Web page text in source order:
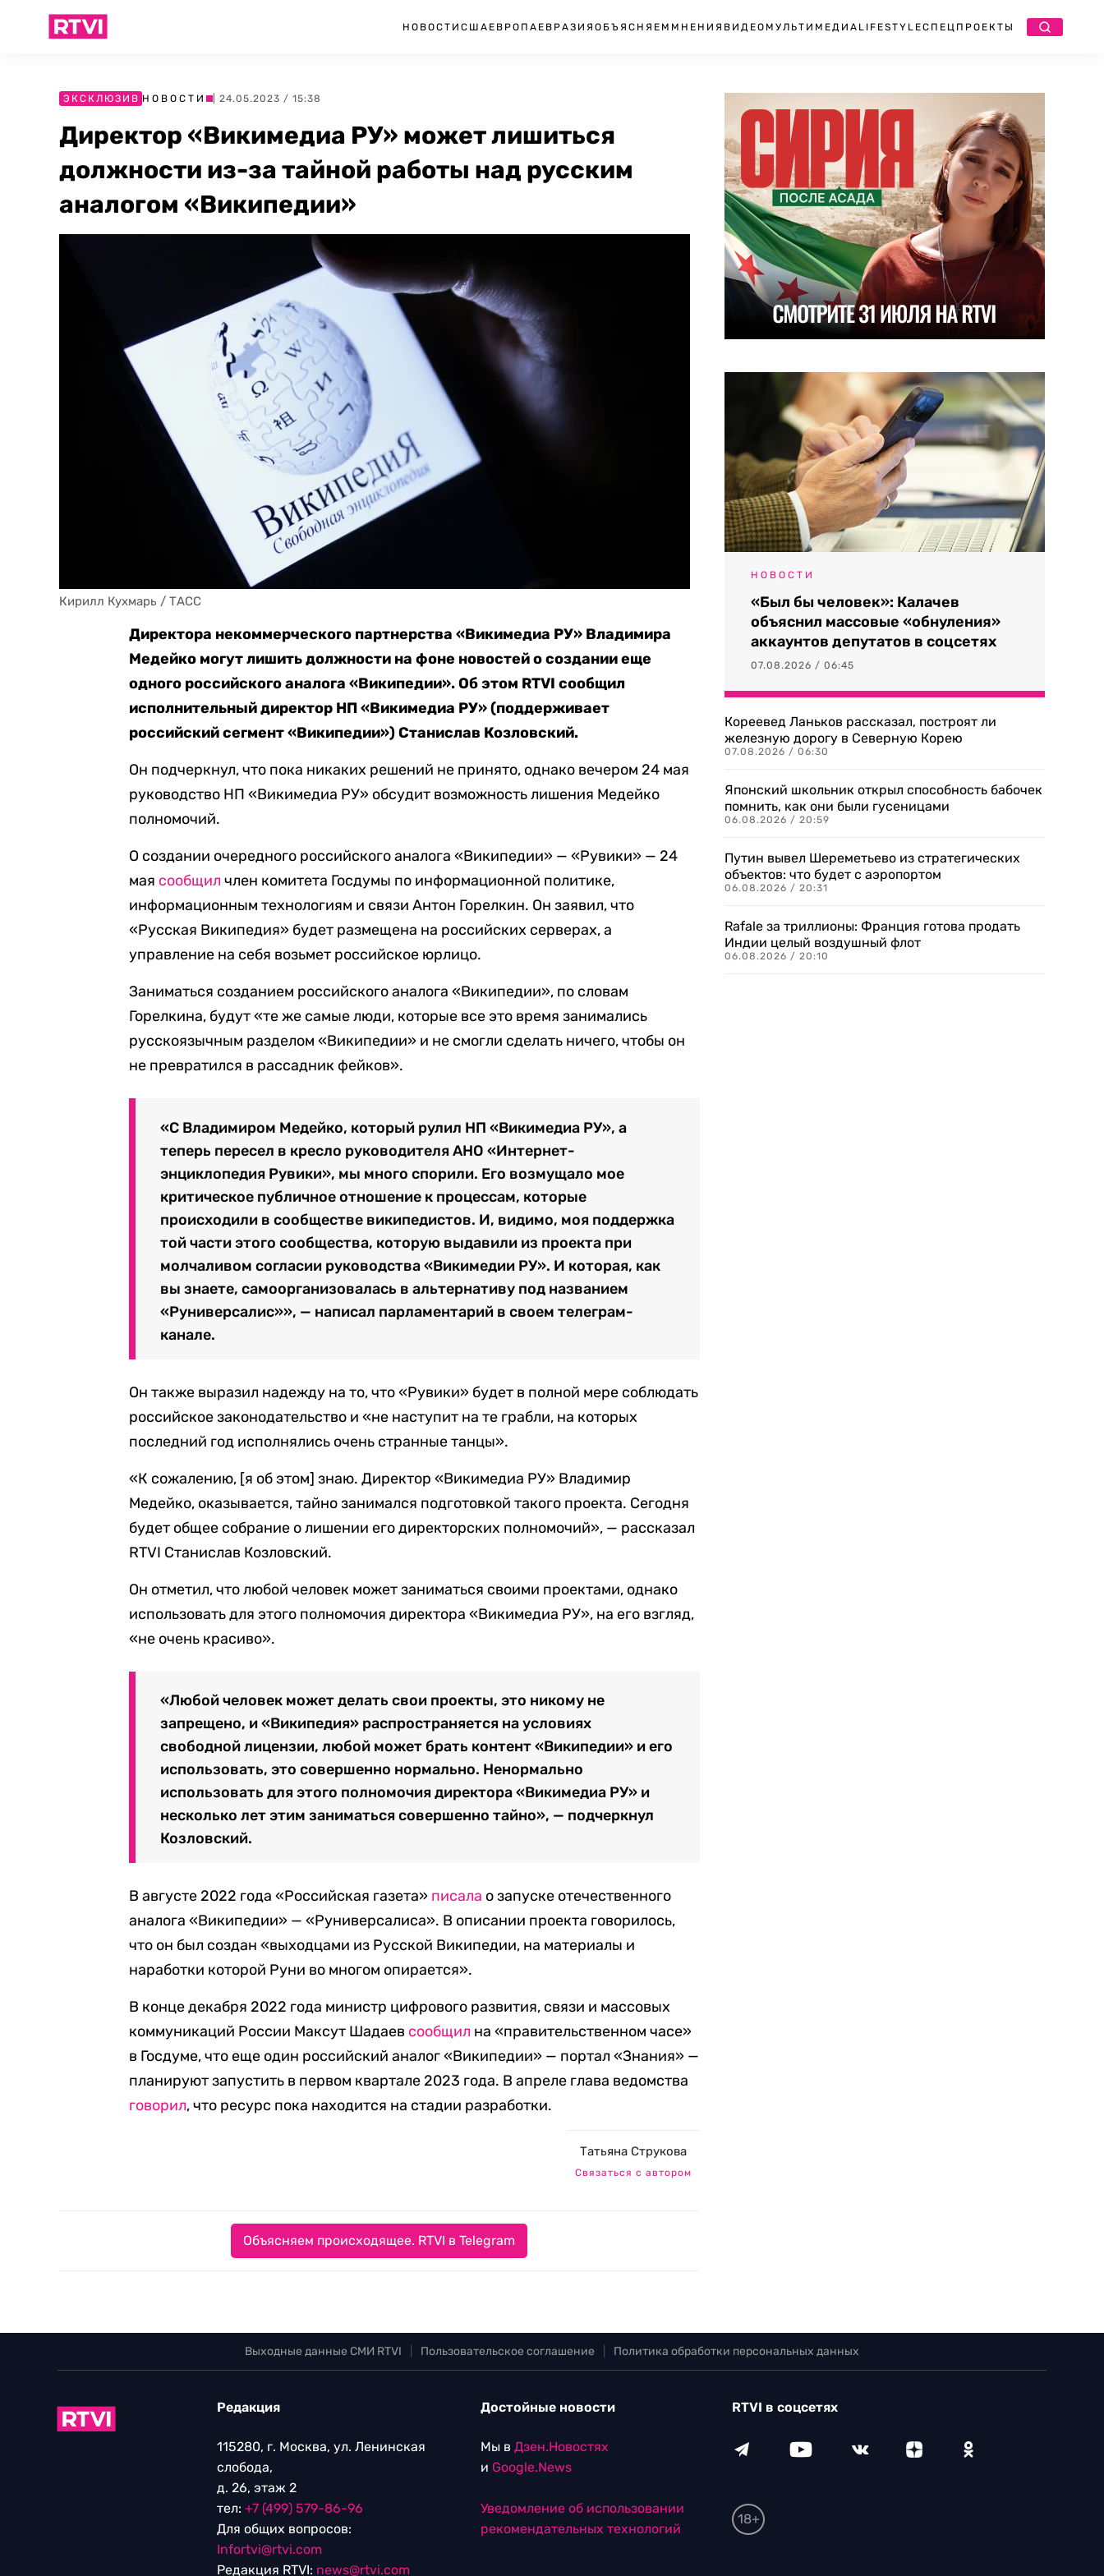
НОВОСТИ США ЕВРОПА ЕВРАЗИЯ ОБЪЯСНЯЕМ МНЕНИЯ ВИДЕО МУЛЬТИМЕДИА LIFESTYLEСПЕЦПРОЕКТЫ
ЭКСКЛЮЗИВ НОВОСТИ | 24.05.2023 / 15:38
Директор «Викимедиа РУ» может лишиться
должности из-за тайной работы над русским
аналогом «Википедии»
Кирилл Кухмарь / ТАСС
Директора некоммерческого партнерства «Викимедиа РУ» Владимира
Медейко могут лишить должности на фоне новостей о создании еще
одного российского аналога «Википедии». Об этом RTVI сообщил
исполнительный директор НП «Викимедиа РУ» (поддерживает
российский сегмент «Википедии») Станислав Козловский.
Он подчеркнул, что пока никаких решений не принято, однако вечером 24 мая
руководство НП «Викимедиа РУ» обсудит возможность лишения Медейко
полномочий.
О создании очередного российского аналога «Википедии» — «Рувики» — 24
мая сообщил член комитета Госдумы по информационной политике,
информационным технологиям и связи Антон Горелкин. Он заявил, что
«Русская Википедия» будет размещена на российских серверах, а
управление на себя возьмет российское юрлицо.
Заниматься созданием российского аналога «Википедии», по словам
Горелкина, будут «те же самые люди, которые все это время занимались
русскоязычным разделом «Википедии» и не смогли сделать ничего, чтобы он
не превратился в рассадник фейков».
«С Владимиром Медейко, который рулил НП «Викимедиа РУ», а
теперь пересел в кресло руководителя АНО «Интернет-
энциклопедия Рувики», мы много спорили. Его возмущало мое
критическое публичное отношение к процессам, которые
происходили в сообществе википедистов. И, видимо, моя поддержка
той части этого сообщества, которую выдавили из проекта при
молчаливом согласии руководства «Викимедии РУ». И которая, как
вы знаете, самоорганизовалась в альтернативу под названием
«Руниверсалис»», — написал парламентарий в своем телеграм-
канале.
Он также выразил надежду на то, что «Рувики» будет в полной мере соблюдать
российское законодательство и «не наступит на те грабли, на которых
последний год исполнялись очень странные танцы».
«К сожалению, [я об этом] знаю. Директор «Викимедиа РУ» Владимир
Медейко, оказывается, тайно занимался подготовкой такого проекта. Сегодня
будет общее собрание о лишении его директорских полномочий», — рассказал
RTVI Станислав Козловский.
Он отметил, что любой человек может заниматься своими проектами, однако
использовать для этого полномочия директора «Викимедиа РУ», на его взгляд,
«не очень красиво».
«Любой человек может делать свои проекты, это никому не
запрещено, и «Википедия» распространяется на условиях
свободной лицензии, любой может брать контент «Википедии» и его
использовать, это совершенно нормально. Ненормально
использовать для этого полномочия директора «Викимедиа РУ» и
несколько лет этим заниматься совершенно тайно», — подчеркнул
Козловский.
В августе 2022 года «Российская газета» писала о запуске отечественного
аналога «Википедии» — «Руниверсалиса». В описании проекта говорилось,
что он был создан «выходцами из Русской Википедии, на материалы и
наработки которой Руни во многом опирается».
В конце декабря 2022 года министр цифрового развития, связи и массовых
коммуникаций России Максут Шадаев сообщил на «правительственном часе»
в Госдуме, что еще один российский аналог «Википедии» — портал «Знания» —
планируют запустить в первом квартале 2023 года. В апреле глава ведомства
говорил, что ресурс пока находится на стадии разработки.
Татьяна Струкова
Связаться с автором
Объясняем происходящее. RTVI в Telegram
НОВОСТИ
«Был бы человек»: Калачев
объяснил массовые «обнуления»
аккаунтов депутатов в соцсетях
07.08.2026 / 06:45
Кореевед Ланьков рассказал, построят ли
железную дорогу в Северную Корею
07.08.2026 / 06:30
Японский школьник открыл способность бабочек
помнить, как они были гусеницами
06.08.2026 / 20:59
Путин вывел Шереметьево из стратегических
объектов: что будет с аэропортом
06.08.2026 / 20:31
Rafale за триллионы: Франция готова продать
Индии целый воздушный флот
06.08.2026 / 20:10
Выходные данные СМИ RTVI Пользовательское соглашение Политика обработки персональных данных
Редакция
115280, г. Москва, ул. Ленинская
слобода,
д. 26, этаж 2
тел: +7 (499) 579-86-96
Для общих вопросов:
Infortvi@rtvi.com
Редакция RTVI: news@rtvi.com
Достойные новости
Мы в Дзен.Новостях
и Google.News
Уведомление об использовании
рекомендательных технологий
RTVI в соцсетях
18+